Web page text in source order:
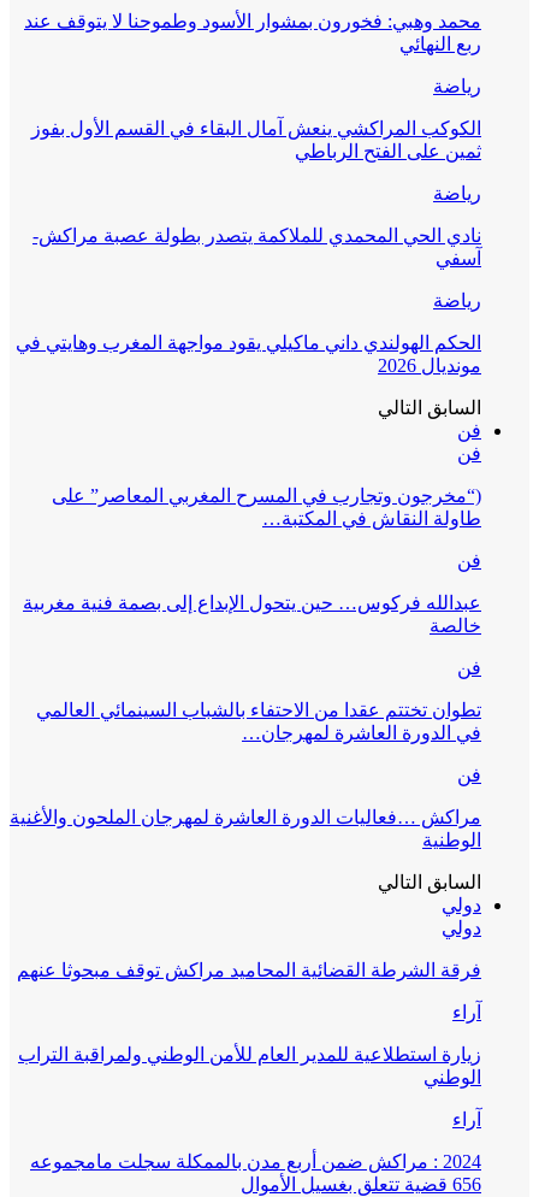
محمد وهبي: فخورون بمشوار الأسود وطموحنا لا يتوقف عند
ربع النهائي
رياضة
الكوكب المراكشي ينعش آمال البقاء في القسم الأول بفوز
ثمين على الفتح الرباطي
رياضة
نادي الحي المحمدي للملاكمة يتصدر بطولة عصبة مراكش-
آسفي
رياضة
الحكم الهولندي داني ماكيلي يقود مواجهة المغرب وهايتي في
مونديال 2026
السابق التالي
فن
فن
(“مخرجون وتجارب في المسرح المغربي المعاصر” على
طاولة النقاش في المكتبة…
فن
عبدالله فركوس… حين يتحول الإبداع إلى بصمة فنية مغربية
خالصة
فن
تطوان تختتم عقدا من الاحتفاء بالشباب السينمائي العالمي
في الدورة العاشرة لمهرجان…
فن
مراكش …فعاليات الدورة العاشرة لمهرجان الملحون والأغنية
الوطنية
السابق التالي
دولي
دولي
فرقة الشرطة القضائية المحاميد مراكش توقف مبحوثا عنهم
آراء
زيارة استطلاعية للمدير العام للأمن الوطني ولمراقبة التراب
الوطني
آراء
2024 : مراكش ضمن أربع مدن بالممكلة سجلت مامجموعه
656 قضية تتعلق بغسيل الأموال